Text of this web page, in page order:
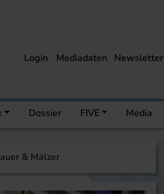
Login Mediadaten Newsletter
Dossier FIVE Media
& Mälzer